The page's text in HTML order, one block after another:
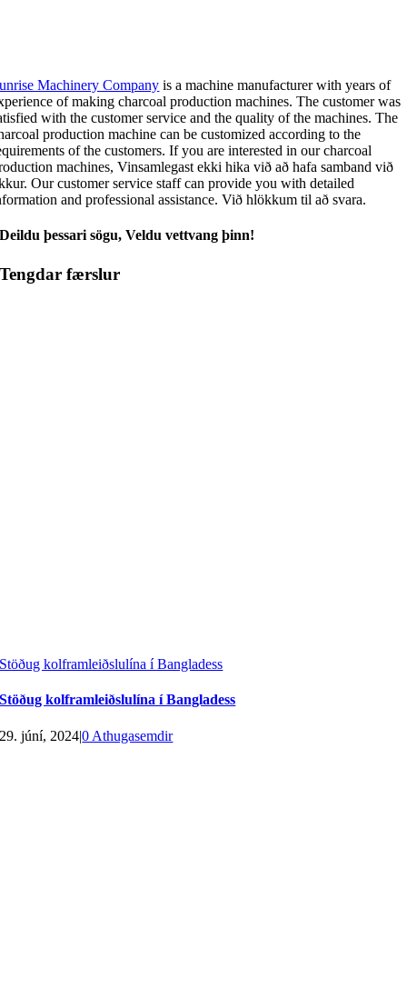
Machinery Company is a machine manufacturer with years of
of making charcoal production machines.The customer was
with the customer service and the quality of the machines.The
production machine can be customized according to the
of the customers.If you are interested in our charcoal
machines, Vinsamlegast ekki hika við að hafa samband við
Our customer service staff can provide you with detailed
and professional assistance. Við hlökkum til að svara.
Deildu þessari sögu, Veldu vettvang þinn!
Tengdar færslur
Stöðug kolframleiðslulína í Bangladess
Stöðug kolframleiðslulína í Bangladess
29. júní, 2024|0 Athugasemdir